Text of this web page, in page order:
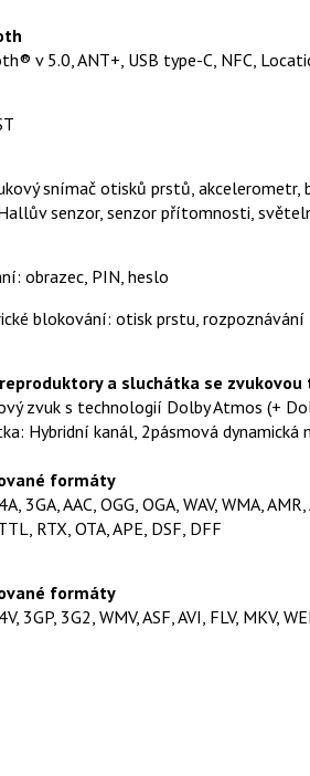
v 5.0, ANT+, USB type-C, NFC,
snímač otisků prstů, akcelerometr,
senzor, senzor přítomnosti,
obrazec, PIN, heslo
blokování: otisk prstu,
a sluchátka se zvukovou
zvuk s technologií Dolby Atmos (+
Hybridní kanál, 2pásmová dynamická
formáty
3GA, AAC, OGG, OGA, WAV, WMA,
RTX, OTA, APE, DSF, DFF
formáty
3GP, 3G2, WMV, ASF, AVI, FLV, MKV,